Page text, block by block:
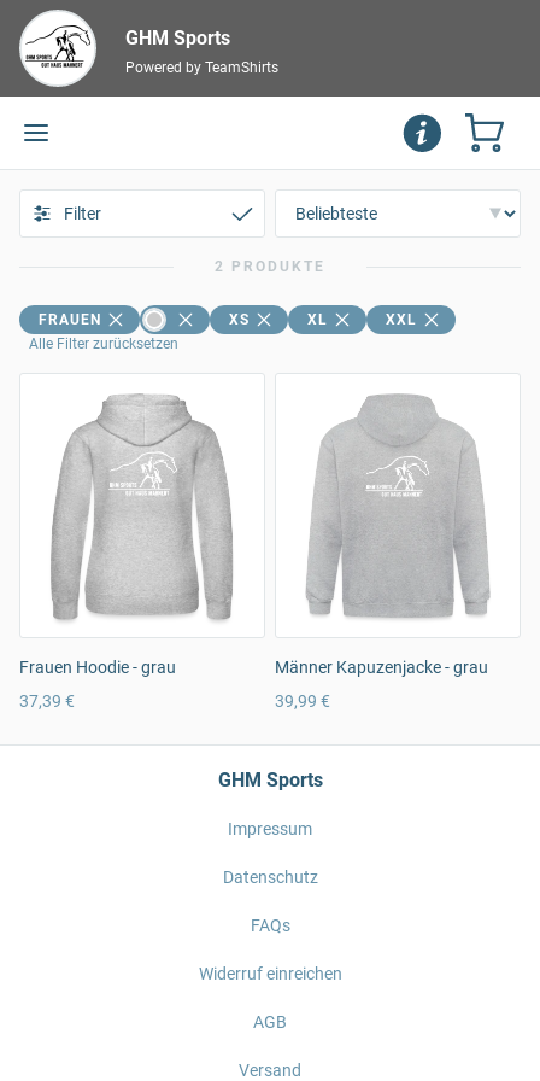
GHM Sports
Powered by TeamShirts
Filter
2 PRODUKTE
FRAUEN XS XL
XXL
Alle Filter zurücksetzen
Frauen Hoodie - grau
37,39 €
Männer Kapuzenjacke - grau
39,99 €
GHM Sports
Impressum
Datenschutz
FAQs
Widerruf einreichen
AGB
Versand